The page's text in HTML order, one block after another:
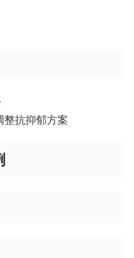
整抗抑郁方案